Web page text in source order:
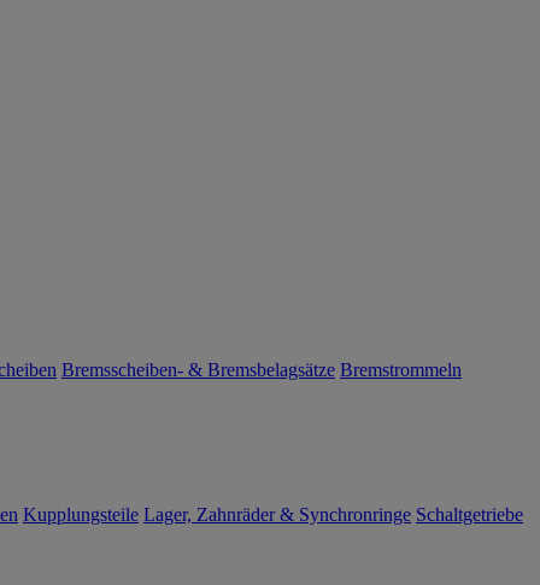
Bremsscheiben- & Bremsbelagsätze Bremstrommeln
Kupplungsteile Lager, Zahnräder & Synchronringe Schaltgetriebe